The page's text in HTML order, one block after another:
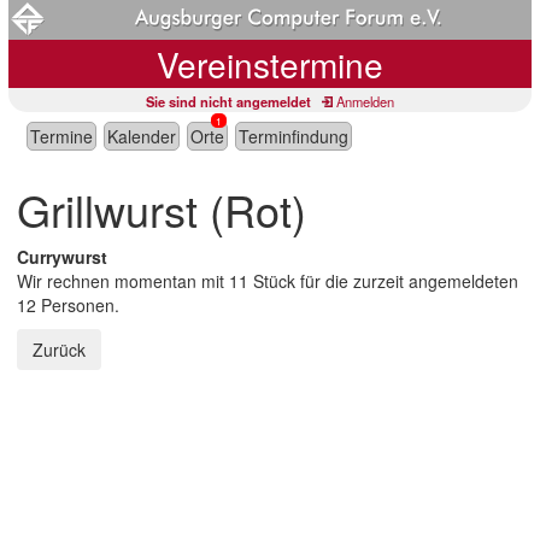
Vereinstermine
Sie sind nicht angemeldet Anmelden
Termine Kalender Orte
1
Terminfindung
Grillwurst (Rot)
Currywurst
Wir rechnen momentan mit 11 Stück für die zurzeit angemeldeten
12 Personen.